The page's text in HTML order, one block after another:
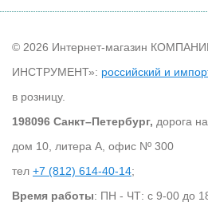
© 2026 Интернет-магазин
ИНСТРУМЕНТ»: российский и
в розницу.
198096 Санкт–Петербург, дорога
дом 10, литера А, офис Nº 300
тел +7 (812) 614-40-14;
Время работы: ПН - ЧТ: с 9-00 до